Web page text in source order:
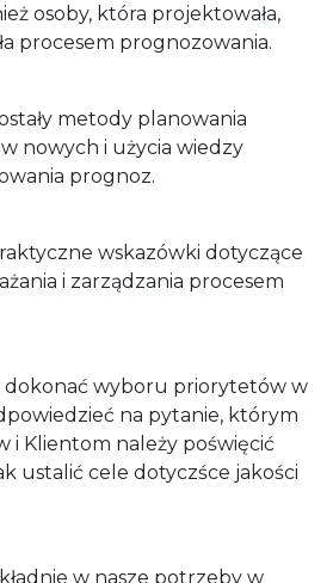
osoby, która projektowała,
procesem prognozowania.
metody planowania
nowych i użycia wiedzy
prognoz.
wskazówki dotyczące
i zarządzania procesem
dokonać wyboru priorytetów w
na pytanie, którym
Klientom należy poświęcić
ustalić cele dotyczśce jakości
w nasze potrzeby w